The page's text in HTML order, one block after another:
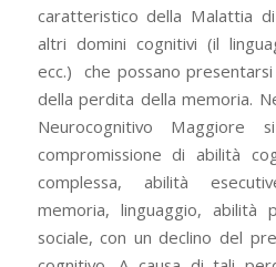
caratteristico della Malattia
altri domini cognitivi (il
ecc.) che possano
della perdita della memoria.
Neurocognitivo Maggiore
compromissione di abilità
complessa, abilità
memoria, linguaggio, abilità
sociale, con un declino del